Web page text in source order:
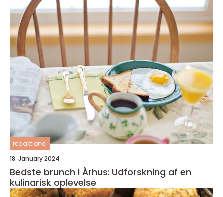
redaktionel
18. January 2024
Bedste brunch i Århus: Udforskning af en
kulinarisk oplevelse